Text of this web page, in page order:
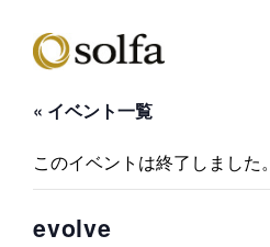
« イベント一覧
このイベントは終了しました。
evolve